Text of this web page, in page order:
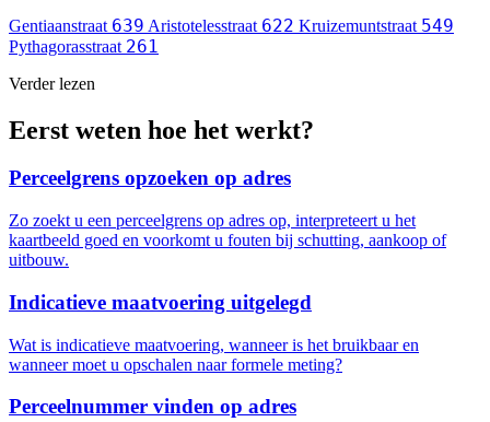
Gentiaanstraat 639 Aristotelesstraat 622 Kruizemuntstraat 549
Pythagorasstraat 261
Verder lezen
Eerst weten hoe het werkt?
Perceelgrens opzoeken op adres
Zo zoekt u een perceelgrens op adres op, interpreteert u het
kaartbeeld goed en voorkomt u fouten bij schutting, aankoop of
uitbouw.
Indicatieve maatvoering uitgelegd
Wat is indicatieve maatvoering, wanneer is het bruikbaar en
wanneer moet u opschalen naar formele meting?
Perceelnummer vinden op adres